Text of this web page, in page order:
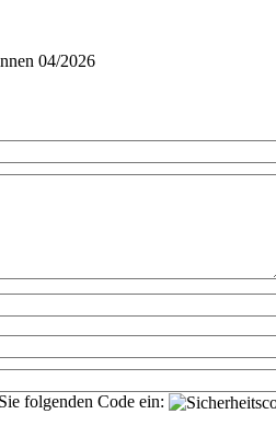
04/2026
folgenden Code ein: